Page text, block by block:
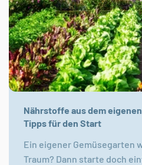
Nährstoffe aus dem
Tipps für den Start
Ein eigener Gemüsegarten
Traum? Dann starte doch